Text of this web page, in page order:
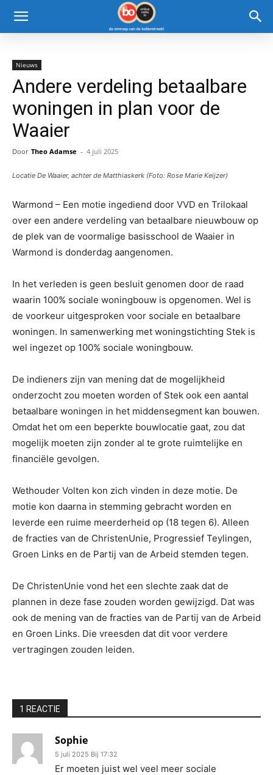
Nieuws
Andere verdeling betaalbare
woningen in plan voor de
Waaier
Door Theo Adamse - 4 juli 2025
Locatie De Waaier, achter de Matthiaskerk (Foto: Rose Marie Keijzer)
Warmond – Een motie ingediend door VVD en Trilokaal
over een andere verdeling van betaalbare nieuwbouw op
de plek van de voormalige basisschool de Waaier in
Warmond is donderdag aangenomen.
In het verleden is geen besluit genomen door de raad
waarin 100% sociale woningbouw is opgenomen. Wel is
de voorkeur uitgesproken voor sociale en betaalbare
woningen. In samenwerking met woningstichting Stek is
wel ingezet op 100% sociale woningbouw.
De indieners zijn van mening dat de mogelijkheid
onderzocht zou moeten worden of Stek ook een aantal
betaalbare woningen in het middensegment kan bouwen.
Omdat het om een beperkte bouwlocatie gaat, zou dat
mogelijk moeten zijn zonder al te grote ruimtelijke en
financiële gevolgen.
Wethouder Volten kon zich vinden in deze motie. De
motie kon daarna in stemming gebracht worden en
leverde een ruime meerderheid op (18 tegen 6). Alleen
de fracties van de ChristenUnie, Progressief Teylingen,
Groen Links en de Partij van de Arbeid stemden tegen.
De ChristenUnie vond het een slechte zaak dat de
plannen in deze fase zouden worden gewijzigd. Dat was
ook de mening van de fracties van de Partij van de Arbeid
en Groen Links. Die vreesden dat dit voor verdere
vertragingen zouden leiden.
1 REACTIE
Sophie
5 juli 2025 Bij 17:32
Er moeten juist wel veel meer sociale